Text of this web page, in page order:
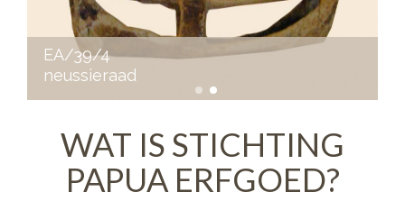
EA/14/21
WAT IS STICHTING
PAPUA ERFGOED?